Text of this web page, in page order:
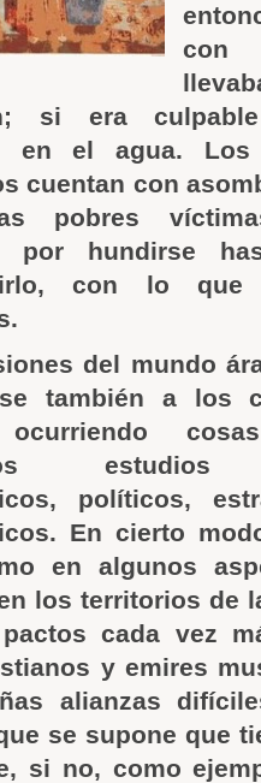
con
si era
en el agua. Los
cuentan con
pobres
por hundirse
con lo que
del mundo
también a los
ocurriendo
estudios
políticos,
En cierto
en algunos
los territorios de
cada vez
y emires
alianzas
se supone que
si no, como